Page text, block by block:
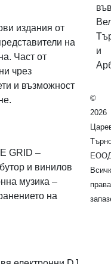
издания от
на
Част от
чрез
и възможност
GRID –
и винилов
музика –
на
и
©
2026
права